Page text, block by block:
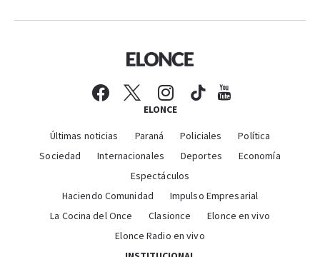
ELONCE
Últimas noticias Paraná Policiales
Política
Sociedad
Internacionales Deportes
Economía
Espectáculos
Haciendo Comunidad
Impulso Empresarial
La Cocina del Once
Clasionce
Elonce en vivo
Elonce Radio en vivo